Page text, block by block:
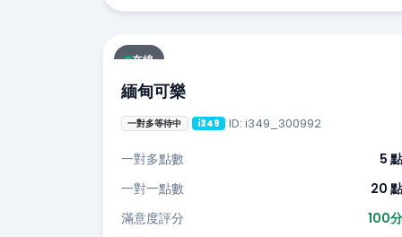
在線
緬甸可樂
一對多等待中 i349 ID: i349_300992
一對多點數
5 點
一對一點數
20 點
滿意度評分
100分